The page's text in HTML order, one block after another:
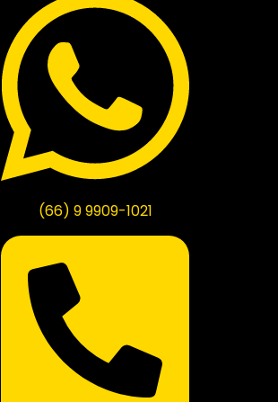
(66) 9 9909-1021